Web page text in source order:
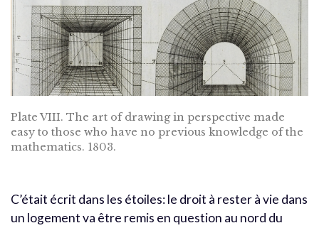
Plate VIII. The art of drawing in perspective made
easy to those who have no previous knowledge of the
mathematics. 1803.
C’était écrit dans les étoiles: le droit à rester à vie dans
un logement va être remis en question au nord du